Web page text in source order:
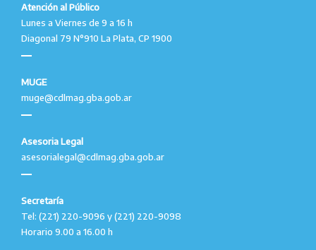
Atención al Público
Lunes a Viernes de 9 a 16 h
Diagonal 79 N°910 La Plata, CP 1900
MUGE
muge@cdlmag.gba.gob.ar
Asesoria Legal
asesorialegal@cdlmag.gba.gob.ar
Secretaría
Tel: (221) 220-9096 y (221) 220-9098
Horario 9.00 a 16.00 h